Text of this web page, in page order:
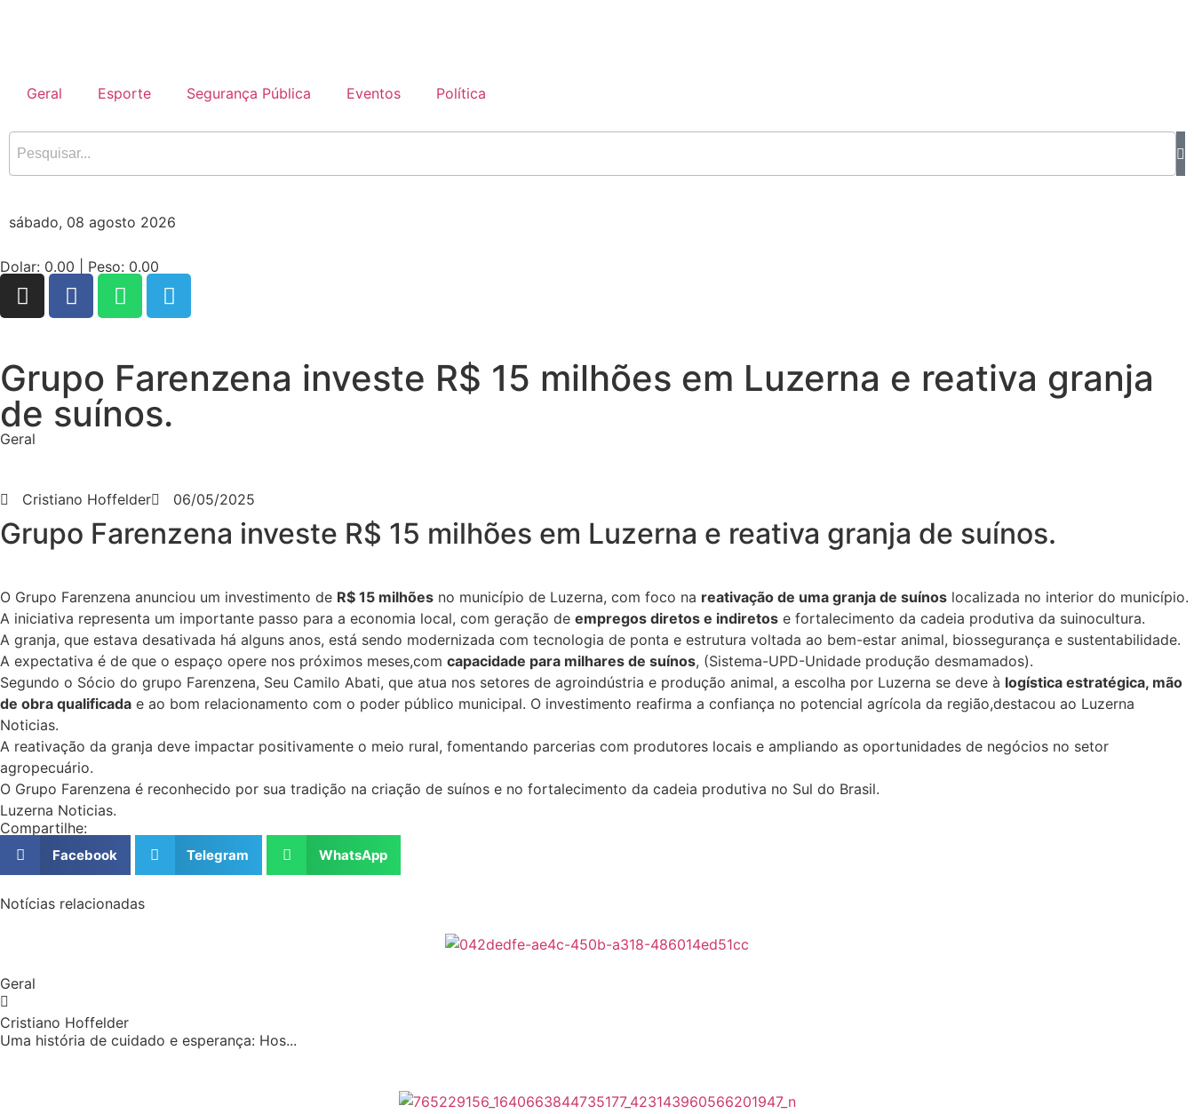
Geral Esporte Segurança Pública Eventos Política
sábado, 08 agosto 2026
Dolar: 0.00 | Peso: 0.00
Grupo Farenzena investe R$ 15 milhões em Luzerna e reativa granja
de suínos.
Geral
Cristiano Hoffelder 06/05/2025
Grupo Farenzena investe R$ 15 milhões em Luzerna e reativa granja de suínos.
O Grupo Farenzena anunciou um investimento de R$ 15 milhões no município de Luzerna, com foco na reativação de uma granja de suínos localizada no interior do município.
A iniciativa representa um importante passo para a economia local, com geração de empregos diretos e indiretos e fortalecimento da cadeia produtiva da suinocultura.
A granja, que estava desativada há alguns anos, está sendo modernizada com tecnologia de ponta e estrutura voltada ao bem-estar animal, biossegurança e sustentabilidade.
A expectativa é de que o espaço opere nos próximos meses,com capacidade para milhares de suínos, (Sistema-UPD-Unidade produção desmamados).
Segundo o Sócio do grupo Farenzena, Seu Camilo Abati, que atua nos setores de agroindústria e produção animal, a escolha por Luzerna se deve à logística estratégica, mão
de obra qualificada e ao bom relacionamento com o poder público municipal. O investimento reafirma a confiança no potencial agrícola da região,destacou ao Luzerna
Noticias.
A reativação da granja deve impactar positivamente o meio rural, fomentando parcerias com produtores locais e ampliando as oportunidades de negócios no setor
agropecuário.
O Grupo Farenzena é reconhecido por sua tradição na criação de suínos e no fortalecimento da cadeia produtiva no Sul do Brasil.
Luzerna Noticias.
Compartilhe:
Facebook Telegram WhatsApp
Notícias relacionadas
Geral
Cristiano Hoffelder
Uma história de cuidado e esperança: Hos...